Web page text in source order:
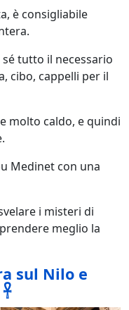
è consigliabile
tutto il necessario
cibo, cappelli per il
molto caldo, e quindi
Medinet con una
i misteri di
meglio la
sul Nilo e